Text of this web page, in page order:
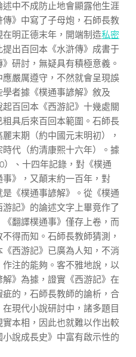
中不成防止地會顯露他生涯
》中寫了子母炮，石師長教
明正德末年，開端制造私密
出百回本《水滸傳》成書于
研討，無疑具有積極意義。
嚴厲遵守，不然就會呈現誤
者據《樸通事諺解》敘及
起百回本《西游記》十幾處關
具后來百回本範圍。石師長
末期（約中國元末明初），
時代（約清康熙十六年）。據
）、十四年記錄，對《樸通
》，又顛末約一百年，對
是《樸通事諺解》。從《樸通
記》的論述文字上畢竟作了
翻譯樸通事》僅存上卷，而
得而知。石師長教師猜測，
《西游記》已廣為人知，不消
注的能夠。客不雅地說，以
》為據，證實《西游記》在
的，石師長教師的論析，合
現代小說研討中，諸多題目
本相，因此也就難以作出較
說成長史》中富有啟示性的